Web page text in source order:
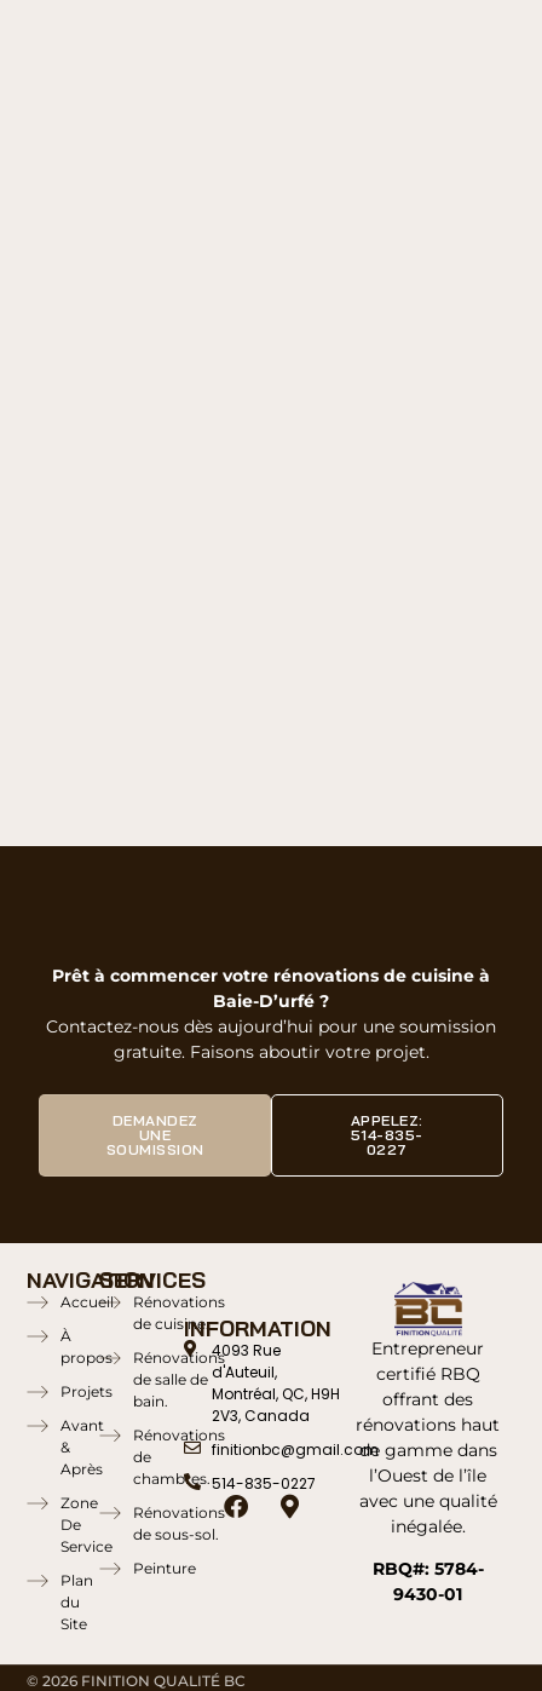
Prêt à commencer votre rénovations de cuisine à
Baie-D’urfé ?
Contactez-nous dès aujourd’hui pour une soumission
gratuite. Faisons aboutir votre projet.
DEMANDEZ
UNE
SOUMISSION
APPELEZ:
514-835-
0227
Entrepreneur
certifié RBQ
offrant des
rénovations haut
de gamme dans
l’Ouest de l’île
avec une qualité
inégalée.
RBQ#: 5784-
9430-01
NAVIGATION
Accueil
À
propos
Projets
Avant
&
Après
Zone
De
Service
Plan
du
Site
SERVICES
Rénovations
de cuisine.
Rénovations
de salle de
bain.
Rénovations
de
chambres.
Rénovations
de sous-sol.
Peinture
INFORMATION
4093 Rue
d'Auteuil,
Montréal, QC, H9H
2V3, Canada
finitionbc@gmail.com
514-835-0227
© 2026 FINITION QUALITÉ BC